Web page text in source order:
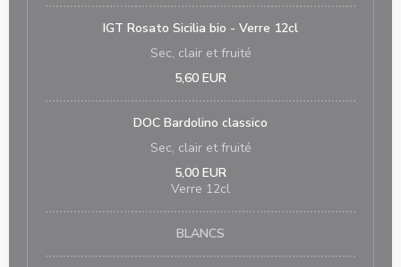
IGT Rosato Sicilia bio - Verre 12cl
Sec, clair et fruité
5,60 EUR
DOC Bardolino classico
Sec, clair et fruité
5,00 EUR
Verre 12cl
BLANCS